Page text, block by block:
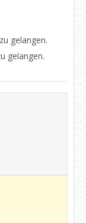
zu gelangen.
gelangen.